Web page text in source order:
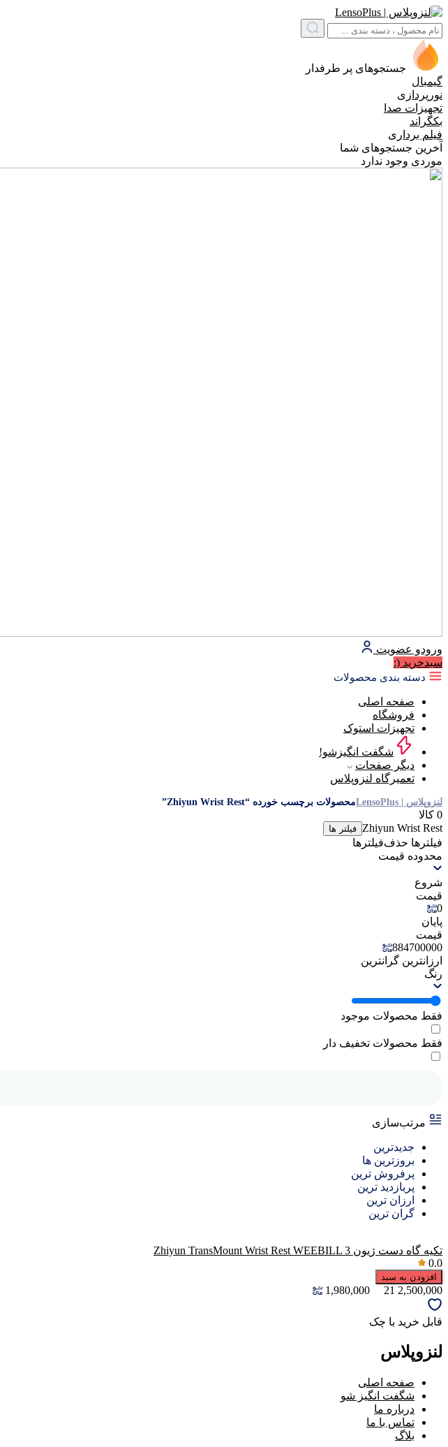
جستجوهای پر طرفدار
گیمبال
نورپردازی
تجهیزات صدا
بکگراند
فیلم برداری
آخرین جستجوهای شما
موردی وجود ندارد
ورودو عضویت
سبد‌خرید (:
دسته بندی محصولات
صفحه اصلی
فروشگاه
تجهیزات استوک
شگفت انگیزشو!
دیگر صفحات
تعمیرگاه لنزوپلاس
لنزوپلاس | LensoPlus محصولات برچسب خورده “Zhiyun Wrist Rest”
0 کالا
Zhiyun Wrist Rest فیلتر ها
فیلترها حذف‌فیلتر‌ها
محدوده قیمت
شروع
قیمت
0
پایان
قیمت
884700000
ارزانترین گرانترین
رنگ
فقط محصولات موجود
فقط محصولات تخفیف دار
مرتب‌سازی
جدیدترین
بروزترین ها
پرفروش ترین
پربازدید ترین
ارزان ترین
گران ترین
تکیه گاه دست ژیون Zhiyun TransMount Wrist Rest WEEBILL 3
0.0
افزودن به سبد
2,500,000
21
1,980,000
قابل خرید با چک
لنزوپلاس
صفحه اصلی
شگفت انگیز شو
درباره ما
تماس با ما
بلاگ